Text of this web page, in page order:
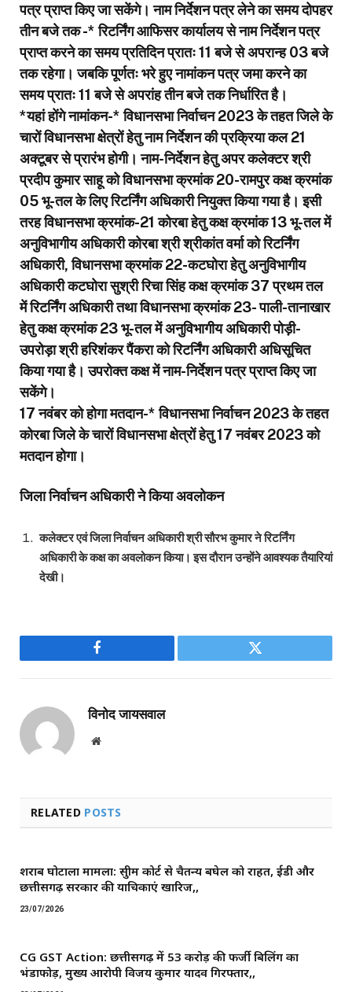
पत्र प्राप्त किए जा सकेंगे। नाम निर्देशन पत्र लेने का समय दोपहर
तीन बजे तक -* रिटर्निंग आफिसर कार्यालय से नाम निर्देशन पत्र
प्राप्त करने का समय प्रतिदिन प्रातः 11 बजे से अपरान्ह 03 बजे
तक रहेगा। जबकि पूर्णतः भरे हुए नामांकन पत्र जमा करने का
समय प्रातः 11 बजे से अपरांह तीन बजे तक निर्धारित है।
*यहां होंगे नामांकन-* विधानसभा निर्वाचन 2023 के तहत जिले के
चारों विधानसभा क्षेत्रों हेतु नाम निर्देशन की प्रक्रिया कल 21
अक्टूबर से प्रारंभ होगी। नाम-निर्देशन हेतु अपर कलेक्टर श्री
प्रदीप कुमार साहू को विधानसभा क्रमांक 20-रामपुर कक्ष क्रमांक
05 भू-तल के लिए रिटर्निंग अधिकारी नियुक्त किया गया है। इसी
तरह विधानसभा क्रमांक-21 कोरबा हेतु कक्ष क्रमांक 13 भू-तल में
अनुविभागीय अधिकारी कोरबा श्री श्रीकांत वर्मा को रिटर्निंग
अधिकारी, विधानसभा क्रमांक 22-कटघोरा हेतु अनुविभागीय
अधिकारी कटघोरा सुश्री रिचा सिंह कक्ष क्रमांक 37 प्रथम तल
में रिटर्निंग अधिकारी तथा विधानसभा क्रमांक 23- पाली-तानाखार
हेतु कक्ष क्रमांक 23 भू-तल में अनुविभागीय अधिकारी पोड़ी-
उपरोड़ा श्री हरिशंकर पैंकरा को रिटर्निंग अधिकारी अधिसूचित
किया गया है। उपरोक्त कक्ष में नाम-निर्देशन पत्र प्राप्त किए जा
सकेंगे।
17 नवंबर को होगा मतदान-* विधानसभा निर्वाचन 2023 के तहत
कोरबा जिले के चारों विधानसभा क्षेत्रों हेतु 17 नवंबर 2023 को
मतदान होगा।
जिला निर्वाचन अधिकारी ने किया अवलोकन
कलेक्टर एवं जिला निर्वाचन अधिकारी श्री सौरभ कुमार ने रिटर्निंग
अधिकारी के कक्ष का अवलोकन किया। इस दौरान उन्होंने आवश्यक तैयारियां
देखी।
Facebook Twitter
विनोद जायसवाल
Website
RELATED POSTS
शराब घोटाला मामला: सुप्रीम कोर्ट से चैतन्य बघेल को राहत, ईडी और
छत्तीसगढ़ सरकार की याचिकाएं खारिज,,
23/07/2026
CG GST Action: छत्तीसगढ़ में 53 करोड़ की फर्जी बिलिंग का
भंडाफोड़, मुख्य आरोपी विजय कुमार यादव गिरफ्तार,,